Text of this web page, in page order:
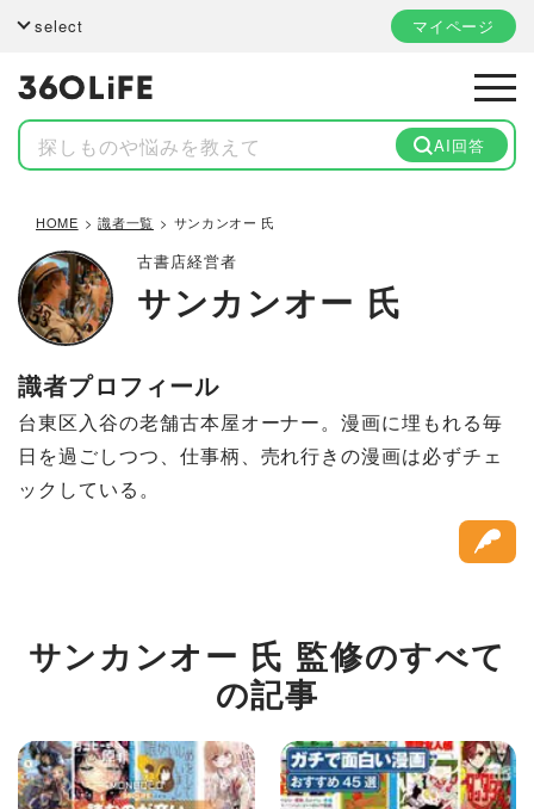
select マイページ
AI回答
HOME 識者一覧 サンカンオー 氏
古書店経営者
サンカンオー 氏
識者プロフィール
台東区入谷の老舗古本屋オーナー。漫画に埋もれる毎
日を過ごしつつ、仕事柄、売れ行きの漫画は必ずチェ
ックしている。
サンカンオー 氏 監修のすべて
の記事